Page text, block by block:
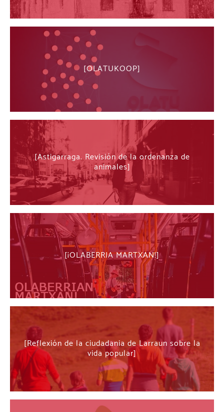
OLATUKOOP
Astigarraga. Revisión de la ordenanza de
animales
¡OLABERRIA MARTXAN!
Reflexión de la ciudadania de Larraun sobre la
vida popular